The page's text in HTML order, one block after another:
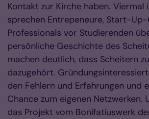
Kontakt zur Kirche haben. Viermal
sprechen Entrepeneure, Start-
Professionals vor Studierenden
persönliche Geschichte des
machen deutlich, dass Scheitern
dazugehört.
den Fehlern und Erfahrungen und
Chance zum eigenen
das Projekt vom Bonifatiuswerk